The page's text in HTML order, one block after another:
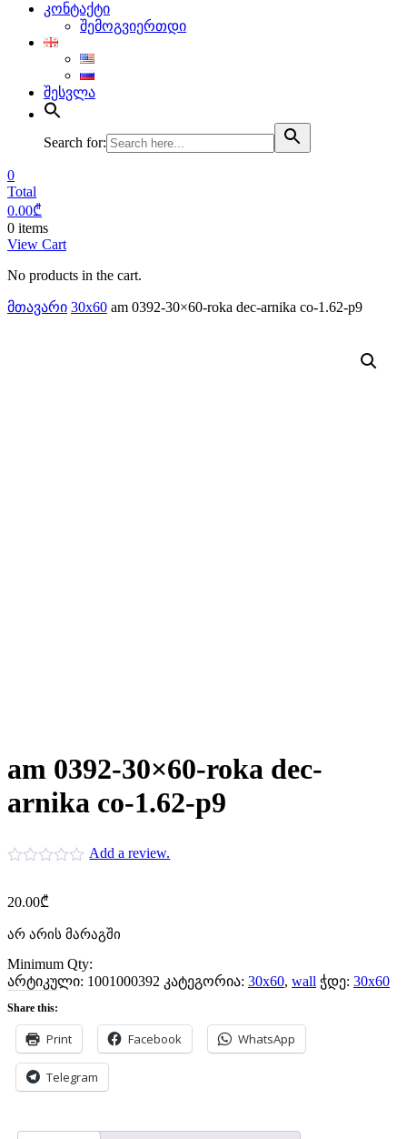
კონტაქტი
შემოგვიერთდი
შესვლა
Search for:
0
Total
0.00₾
0 items
View Cart
No products in the cart.
მთავარი 30x60 am 0392-30×60-roka dec-arnika co-1.62-p9
am 0392-30×60-roka dec-
arnika co-1.62-p9
Add a review.
20.00₾
არ არის მარაგში
Minimum Qty:
არტიკული: 1001000392 კატეგორია: 30x60, wall ჭდე: 30x60
Share this:
Print Facebook WhatsApp
Telegram